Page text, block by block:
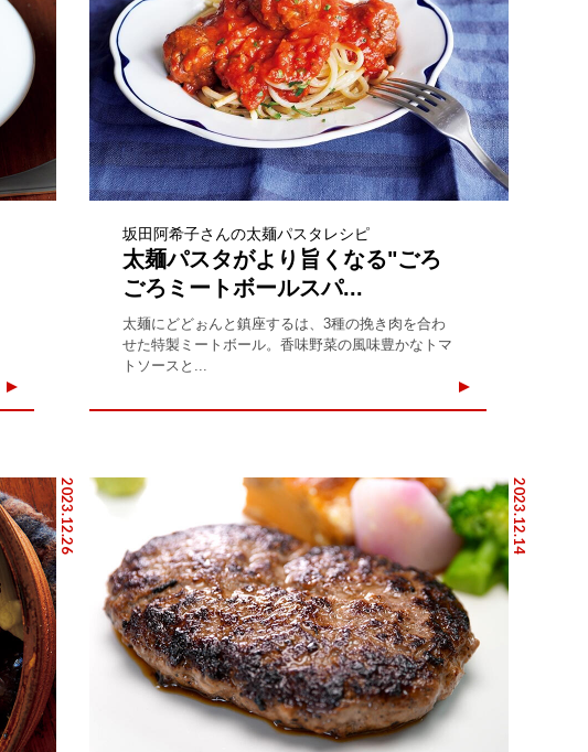
坂田阿希子さんの太麺パスタレシピ
太麺パスタがより旨くなる"ごろ
ごろミートボールスパ...
太麺にどどぉんと鎮座するは、3種の挽き肉を合わ
せた特製ミートボール。香味野菜の風味豊かなトマ
トソースと...
2023.12.26 2023.12.14